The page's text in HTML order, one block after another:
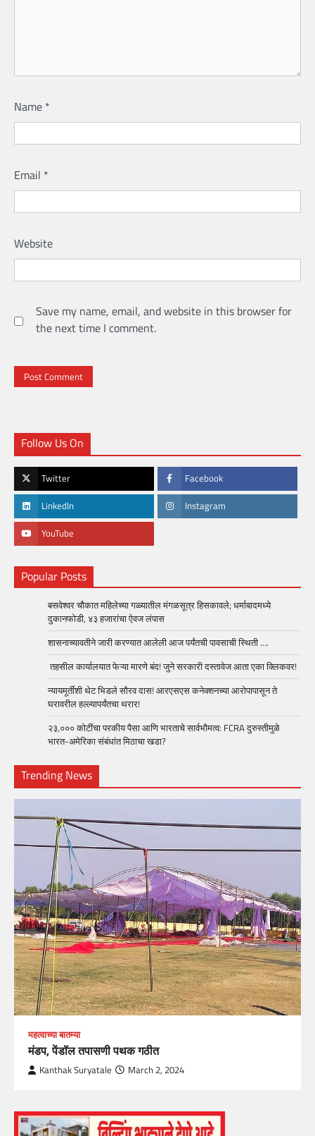
Name *
Email *
Website
Save my name, email, and website in this browser for
the next time I comment.
Follow Us On
Twitter Facebook
LinkedIn Instagram
YouTube
Popular Posts
बसवेश्वर चौकात महिलेच्या गळ्यातील मंगळसूत्र हिसकावले; धर्माबादमध्ये
दुकानफोडी, ४३ हजारांचा ऐवज लंपास
शासनाच्यावतीने जारी करण्यात आलेली आज पर्यंतची पावसाची स्थिती ….
तहसील कार्यालयात फेऱ्या मारणे बंद! जुने सरकारी दस्तावेज आता एका क्लिकवर!
न्यायमूर्तींशी थेट भिडले सौरव दास! आरएसएस कनेक्शनच्या आरोपापासून ते
घरावरील हल्ल्यापर्यंतचा थरार!
२३,००० कोटींचा परकीय पैसा आणि भारताचे सार्वभौमत्व: FCRA दुरुस्तीमुळे
भारत-अमेरिका संबंधांत मिठाचा खडा?
Trending News
महत्वाच्या बातम्या
मंडप, पेंडॉल तपासणी पथक गठीत
Kanthak Suryatale March 2, 2024